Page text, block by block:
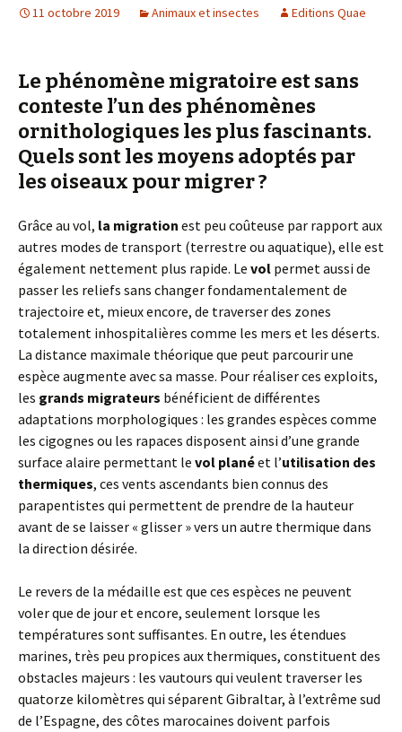
11 octobre 2019 Animaux et insectes Editions Quae
Le phénomène migratoire est sans
conteste l’un des phénomènes
ornithologiques les plus fascinants.
Quels sont les moyens adoptés par
les oiseaux pour migrer ?
Grâce au vol, la migration est peu coûteuse par rapport aux
autres modes de transport (terrestre ou aquatique), elle est
également nettement plus rapide. Le vol permet aussi de
passer les reliefs sans changer fondamentalement de
trajectoire et, mieux encore, de traverser des zones
totalement inhospitalières comme les mers et les déserts.
La distance maximale théorique que peut parcourir une
espèce augmente avec sa masse. Pour réaliser ces exploits,
les grands migrateurs bénéficient de différentes
adaptations morphologiques : les grandes espèces comme
les cigognes ou les rapaces disposent ainsi d’une grande
surface alaire permettant le vol planéet l’utilisation des
thermiques, ces vents ascendants bien connus des
parapentistes qui permettent de prendre de la hauteur
avant de se laisser « glisser » vers un autre thermique dans
la direction désirée.
Le revers de la médaille est que ces espèces ne peuvent
voler que de jour et encore, seulement lorsque les
températures sont suffisantes. En outre, les étendues
marines, très peu propices aux thermiques, constituent des
obstacles majeurs : les vautours qui veulent traverser les
quatorze kilomètres qui séparent Gibraltar, à l’extrême sud
de l’Espagne, des côtes marocaines doivent parfois